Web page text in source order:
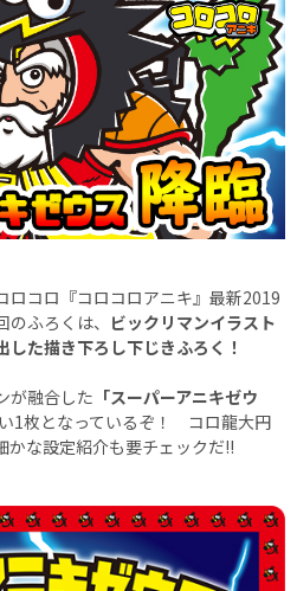
ロコロ『コロコロアニキ』最新2019
ふろくは、 ビックリマンイラスト
した描き下ろし下じきふろく！
が融合した 「スーパーアニキゼウ
1枚となっているぞ！ コロ龍大円
かな設定紹介も要チェックだ!!